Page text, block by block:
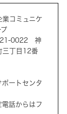
コミュニケ
0022 神
三丁目12番
ートセンタ
話からはフ